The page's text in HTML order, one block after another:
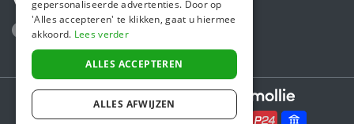
Secure payments powered by
gepersonaliseerde advertenties. Door op
'Alles accepteren' te klikken, gaat u hiermee
akkoord. Lees verder
ALLES ACCEPTEREN
ALLES AFWIJZEN